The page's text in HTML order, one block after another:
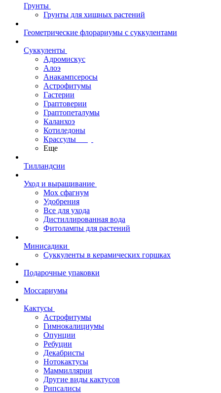
Грунты
Грунты для хищных растений
Геометрические флорариумы с суккулентами
Суккуленты
Адромискус
Алоэ
Анакампсеросы
Астрофитумы
Гастерии
Граптоверии
Граптопеталумы
Каланхоэ
Котиледоны
Крассулы
Еще
Тилландсии
Уход и выращивание
Мох сфагнум
Удобрения
Все для ухода
Дистиллированная вода
Фитолампы для растений
Минисадики
Суккуленты в керамических горшках
Подарочные упаковки
Моссариумы
Кактусы
Астрофитумы
Гимнокалициумы
Опунции
Ребуции
Декабристы
Нотокактусы
Маммиллярии
Другие виды кактусов
Рипсалисы